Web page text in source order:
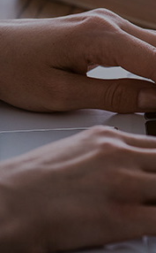
医院情報